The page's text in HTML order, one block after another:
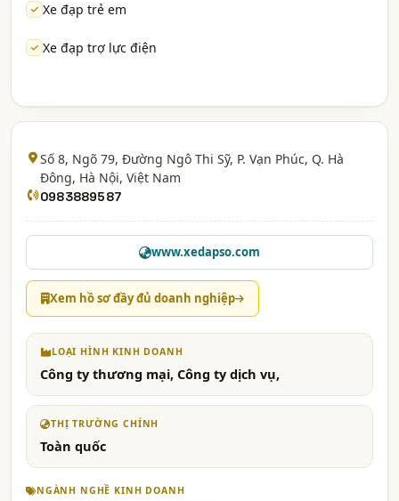
Xe đạp trẻ em
Xe đạp trợ lực điện
Số 8, Ngõ 79, Đường Ngô Thi Sỹ, P. Vạn Phúc, Q. Hà
Đông, Hà Nội, Việt Nam
0983889587
www.xedapso.com
Xem hồ sơ đầy đủ doanh nghiệp
LOẠI HÌNH KINH DOANH
Công ty thương mại, Công ty dịch vụ,
THỊ TRƯỜNG CHÍNH
Toàn quốc
NGÀNH NGHỀ KINH DOANH